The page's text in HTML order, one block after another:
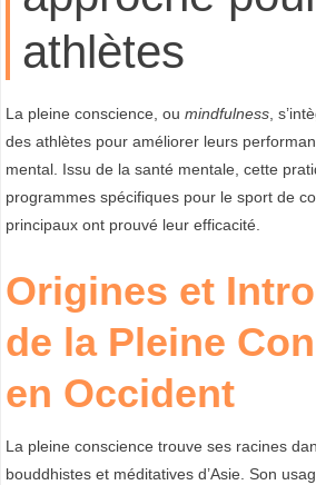
T
A
E
T
M
I
N
F
U
L
athlètes
La pleine conscience, oumindfulness,
des athlètes pour améliorer leurs
mental. Issu de la santé mentale, cette
programmes spécifiques pour le sport de
principaux ont prouvé leur efficacité.
Origines et
de la Pleine
en Occident
La pleine conscience trouve ses racines
bouddhistes et méditatives d’Asie. Son